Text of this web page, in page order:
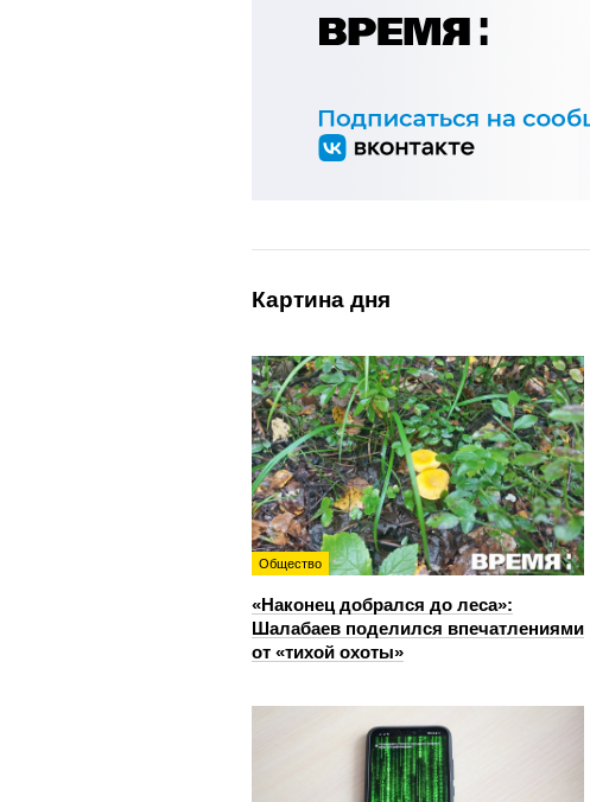
Картина дня
Общество
«Наконец добрался до леса»:
Шалабаев поделился впечатлениями
от «тихой охоты»